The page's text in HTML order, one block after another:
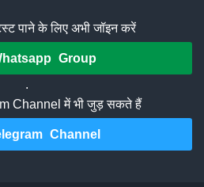
पाने के लिए अभी जॉइन करें
Group
.
Channel में भी जुड़ सकते हैं
Channel